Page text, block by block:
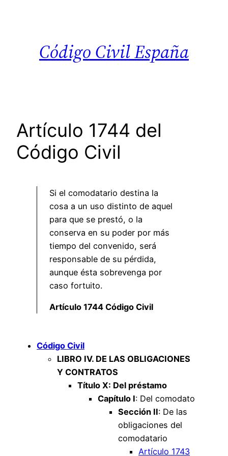
Código Civil España
Artículo 1744 del
Código Civil
Si el comodatario destina la
cosa a un uso distinto de aquel
para que se prestó, o la
conserva en su poder por más
tiempo del convenido, será
responsable de su pérdida,
aunque ésta sobrevenga por
caso fortuito.
Artículo 1744 Código Civil
Código Civil
LIBRO IV. DE LAS OBLIGACIONES
Y CONTRATOS
Título X: Del préstamo
Capítulo I: Del comodato
Sección II: De las
obligaciones del
comodatario
Artículo 1743